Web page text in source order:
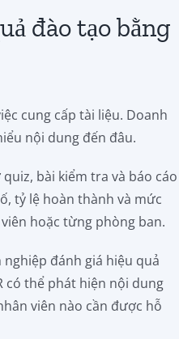
đào tạo bằng
cung cấp tài liệu. Doanh
nội dung đến đâu.
bài kiểm tra và báo cáo
tỷ lệ hoàn thành và mức
hoặc từng phòng ban.
đánh giá hiệu quả
thể phát hiện nội dung
viên nào cần được hỗ